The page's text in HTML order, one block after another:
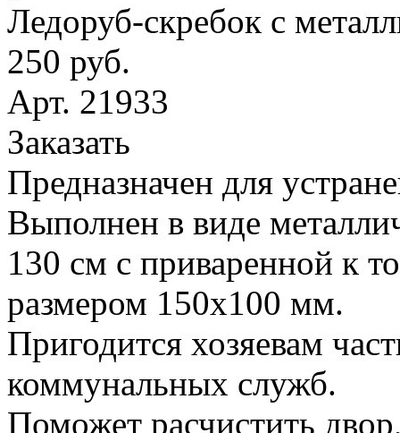
Ледоруб-скребок с
250 руб.
Арт. 21933
Заказать
Предназначен для
Выполнен в виде
130 см с приваренной к
размером 150х100 мм.
Пригодится хозяевам
коммунальных служб.
Поможет расчистить